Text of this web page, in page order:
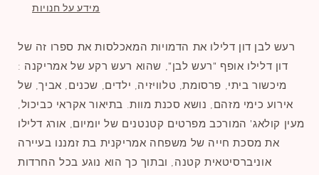
מידע על חנויות
רעש לבן דון דלילו את הדמויות המאכלסות את ספרו זה של
דון דלילו אופף "רעש לבן", שהוא רעש רקע של אמריקנה :
מיכשור ביתי, פרסומת, טלוויזיה, ילדים, שכנים, אביך, של
אירוע כימי מזהם, נושא סכנת מוות. בתיאור אקראי כביכול,
מעין קולאג' המורכב מפרטים קטנטנים של יומיום, אורג דלילו
את מסכת חייה של משפחה אמריקנית בת זמננו בעיירה
אוניברסיטאית קטנה, ובתוך כך הוא נוגע בכל החרדות